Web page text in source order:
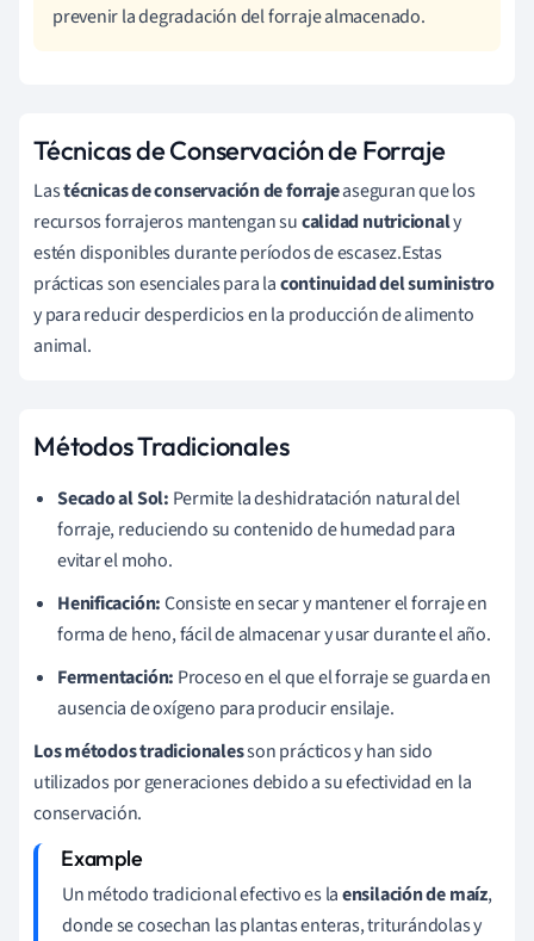
prevenir la degradación del forraje almacenado.
Técnicas de Conservación de Forraje
Lastécnicas de conservación de forrajeaseguran que los
recursos forrajeros mantengan sucalidad nutricionaly
estén disponibles durante períodos de escasez.Estas
prácticas son esenciales para lacontinuidad del suministro
y para reducir desperdicios en la producción de alimento
animal.
Métodos Tradicionales
Secado al Sol: Permite la deshidratación natural del
forraje, reduciendo su contenido de humedad para
evitar el moho.
Henificación:Consiste en secar y mantener el forraje en
forma de heno, fácil de almacenar y usar durante el año.
Fermentación: Proceso en el que el forraje se guarda en
ausencia de oxígeno para producir ensilaje.
Los métodos tradicionalesson prácticos y han sido
utilizados por generaciones debido a su efectividad en la
conservación.
Un método tradicional efectivo es laensilación de maíz,
donde se cosechan las plantas enteras, triturándolas y